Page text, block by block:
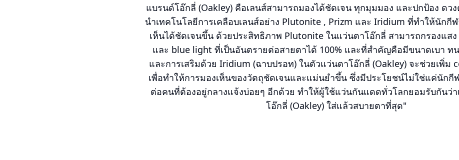
แบรนด์โอ๊กลี่ (Oakley) คือเลนส์สามารถมองได้ชัดเจน ทุกมุมมอง และปกป้อง ดว
นำเทคโนโลยีการเคลือบเลนส์อย่าง Plutonite , Prizm และ Iridium ที่ทำให้นักกี
เห็นได้ชัดเจนขึ้น ด้วยประสิทธิภาพ Plutonite ในแว่นตาโอ๊กลี่ สามารถกรองแสง
และ blue light ที่เป็นอันตรายต่อสายตาได้ 100% และที่สำคัญคือมีขนาดเบา ท
และการเสริมด้วย Iridium (ฉาบปรอท) ในตัวแว่นตาโอ๊กลี่ (Oakley) จะช่วยเพิ่ม
เพื่อทำให้การมองเห็นของวัตถุชัดเจนและแม่นยำขึ้น ซึ่งมีประโยชน์ไม่ใช่แค่นัก
ต่อคนที่ต้องอยู่กลางแจ้งบ่อยๆ อีกด้วย ทำให้ผู้ใช้แว่นกันแดดทั่วโลกยอมรับกันว่
โอ๊กลี่ (Oakley) ใส่แล้วสบายตาที่สุด"